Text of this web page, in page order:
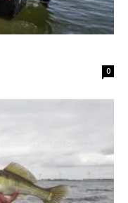
0